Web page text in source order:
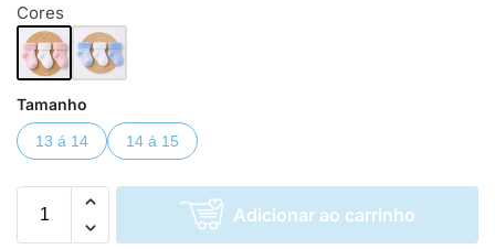
Cores
Tamanho
13 á 14 14 á 15
Adicionar ao carrinho